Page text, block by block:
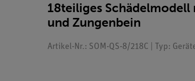
18teiliges
und Zungenbein
Artikel-Nr.: SOM-QS-8/218C | Typ: